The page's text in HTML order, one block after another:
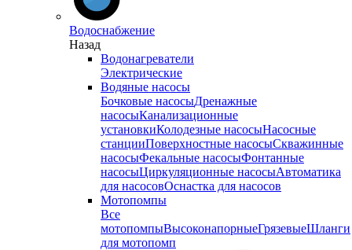
Водоснабжение
Назад
Водонагреватели
Электрические
Водяные насосы
Бочковые насосыДренажные
насосыКанализационные
установкиКолодезные насосыНасосные
станцииПоверхностные насосыСкважинные
насосыФекальные насосыФонтанные
насосыЦиркуляционные насосыАвтоматика
для насосовОснастка для насосов
Мотопомпы
Все
мотопомпыВысоконапорныеГрязевыеШланги
для мотопомп